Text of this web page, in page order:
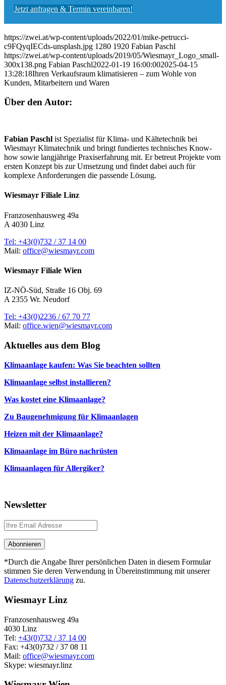
Jetzt anfragen & Termin vereinbaren!
https://zwei.at/wp-content/uploads/2022/01/mike-petrucci-
c9FQyqIECds-unsplash.jpg 1280 1920 Fabian Paschl
https://zwei.at/wp-content/uploads/2019/05/Wiesmayr_Logo_small-
300x138.png Fabian Paschl2022-01-19 16:00:002025-04-15
13:28:18Ihren Verkaufsraum klimatisieren – zum Wohle von
Kunden, Mitarbeitern und Waren
Über den Autor:
Fabian Paschl ist Spezialist für Klima- und Kältetechnik bei
Wiesmayr Klimatechnik und bringt fundiertes technisches Know-
how sowie langjährige Praxiserfahrung mit. Er betreut Projekte vom
ersten Konzept bis zur Umsetzung und findet dabei auch für
komplexe Anforderungen die passende Lösung.
Wiesmayr Filiale Linz
Franzosenhausweg 49a
A 4030 Linz
Tel: +43(0)732 / 37 14 00
Mail: office@wiesmayr.com
Wiesmayr Filiale Wien
IZ-NÖ-Süd, Straße 16 Obj. 69
A 2355 Wr. Neudorf
Tel: +43(0)2236 / 67 70 77
Mail: office.wien@wiesmayr.com
Aktuelles aus dem Blog
Klimaanlage kaufen: Was Sie beachten sollten
Klimaanlage selbst installieren?
Was kostet eine Klimaanlage?
Zu Baugenehmigung für Klimaanlagen
Heizen mit der Klimaanlage?
Klimaanlage im Büro nachrüsten
Klimaanlagen für Allergiker?
Newsletter
*Durch die Angabe Ihrer persönlichen Daten in diesem Formular
stimmen Sie deren Verwendung in Übereinstimmung mit unserer
Datenschutzerklärung zu.
Wiesmayr Linz
Franzosenhausweg 49a
4030 Linz
Tel: +43(0)732 / 37 14 00
Fax: +43(0)732 / 37 08 11
Mail: office@wiesmayr.com
Skype: wiesmayr.linz